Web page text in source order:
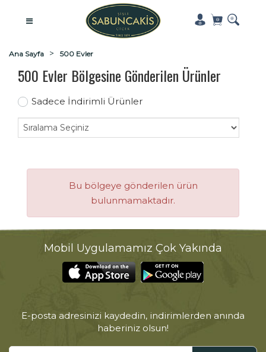
Ana Sayfa 500 Evler
500 Evler Bölgesine Gönderilen Ürünler
Sadece İndirimli Ürünler
Bu bölgeye gönderilen ürün
bulunmamaktadır.
Mobil Uygulamamız Çok Yakında
E-posta adresinizi kaydedin, indirimlerden anında
haberiniz olsun!